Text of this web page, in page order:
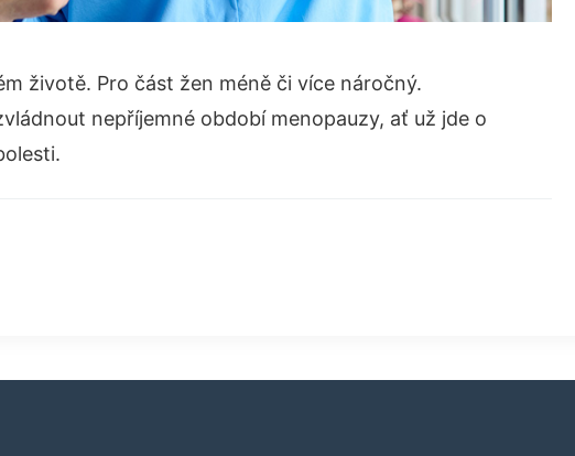
životě. Pro část žen méně či více náročný.
nepříjemné období menopauzy, ať už jde o